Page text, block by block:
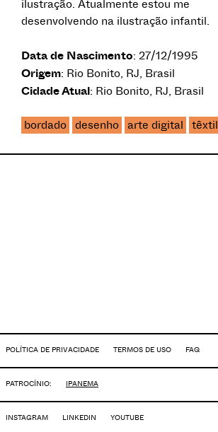
ilustração. Atualmente estou me
desenvolvendo na ilustração infantil.
Data de Nascimento: 27/12/1995
Origem: Rio Bonito, RJ, Brasil
Cidade Atual: Rio Bonito, RJ, Brasil
bordado desenho arte digital têxtil
POLÍTICA DE PRIVACIDADE TERMOS DE USO FAQ
PATROCÍNIO: IPANEMA
INSTAGRAM LINKEDIN YOUTUBE